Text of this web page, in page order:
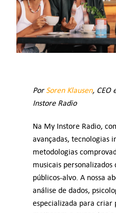
Digital
Como
Tipos de
Por Soren Klausen, CEO
Instore Radio
Na My Instore Radio,
avançadas, tecnologias
metodologias
musicais personalizados
públicos-alvo. A nossa
análise de dados,
especializada para criar